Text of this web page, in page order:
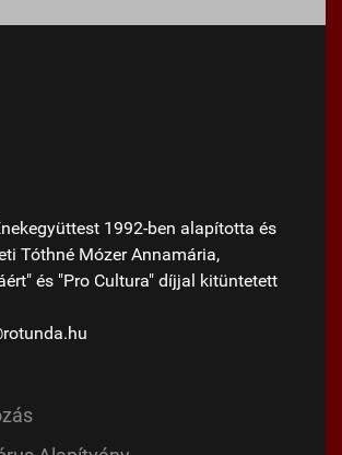
1992-ben alapította és
Tóthné Mózer Annamária,
és "Pro Cultura" díjjal kitüntetett